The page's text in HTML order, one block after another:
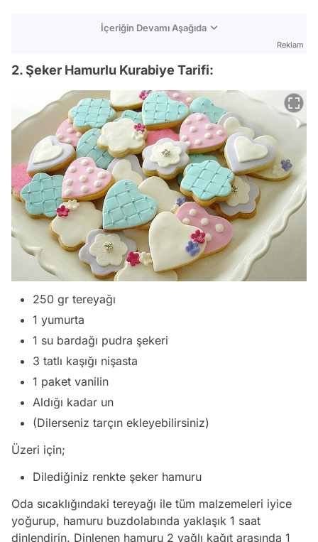
İçeriğin Devamı Aşağıda
Reklam
2. Şeker Hamurlu Kurabiye Tarifi:
250 gr tereyağı
1 yumurta
1 su bardağı pudra şekeri
3 tatlı kaşığı nişasta
1 paket vanilin
Aldığı kadar un
(Dilerseniz tarçın ekleyebilirsiniz)
Üzeri için;
Dilediğiniz renkte şeker hamuru
Oda sıcaklığındaki tereyağı ile tüm malzemeleri iyice
yoğurup, hamuru buzdolabında yaklaşık 1 saat
dinlendirin. Dinlenen hamuru 2 yağlı kağıt arasında 1